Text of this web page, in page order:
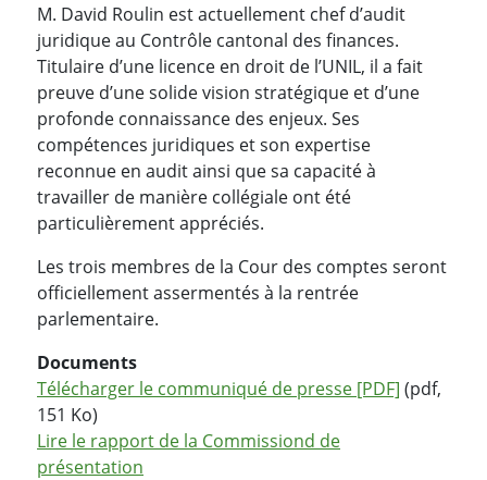
M. David Roulin est actuellement chef d’audit
juridique au Contrôle cantonal des finances.
Titulaire d’une licence en droit de l’UNIL, il a fait
preuve d’une solide vision stratégique et d’une
profonde connaissance des enjeux. Ses
compétences juridiques et son expertise
reconnue en audit ainsi que sa capacité à
travailler de manière collégiale ont été
particulièrement appréciés.
Les trois membres de la Cour des comptes seront
officiellement assermentés à la rentrée
parlementaire.
Documents
Télécharger le communiqué de presse [PDF] (pdf,
151 Ko)
Lire le rapport de la Commissiond de
présentation